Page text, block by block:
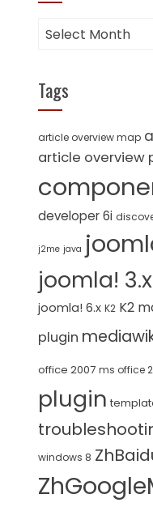
Archives
Tags
article overview map
article overview
developer 6i
j2me java
joomla! 3.x
joomla! 6.x K2 K2
plugin
office 2007 ms office
plugin
windows 8